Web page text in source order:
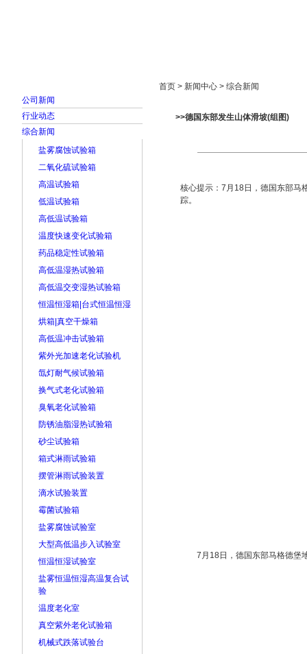
公司新闻
行业动态
综合新闻
盐雾腐蚀试验箱
二氧化硫试验箱
高温试验箱
低温试验箱
高低温试验箱
温度快速变化试验箱
药品稳定性试验箱
高低温湿热试验箱
高低温交变湿热试验箱
恒温恒湿箱|台式恒温恒湿
烘箱|真空干燥箱
高低温冲击试验箱
紫外光加速老化试验机
氙灯耐气候试验箱
换气式老化试验箱
臭氧老化试验箱
防锈油脂湿热试验箱
砂尘试验箱
箱式淋雨试验箱
摆管淋雨试验装置
滴水试验装置
霉菌试验箱
盐雾腐蚀试验室
大型高低温步入试验室
恒温恒湿试验室
盐雾恒温恒湿高温复合试
验
温度老化室
真空紫外老化试验箱
机械式跌落试验台
首页 > 新闻中心 > 综合新闻
>>德国东部发生山体滑坡(组图)
核心提示：7月18日，德国东部马
踪。
7月18日，德国东部马格德堡